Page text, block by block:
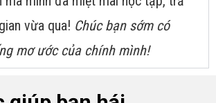
vừa qua! Chúc bạn sớm có
mơ ước của chính mình!